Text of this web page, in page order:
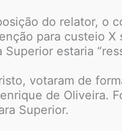
do relator, o
para custeio
estaria
votaram de
de Oliveira.
Superior.